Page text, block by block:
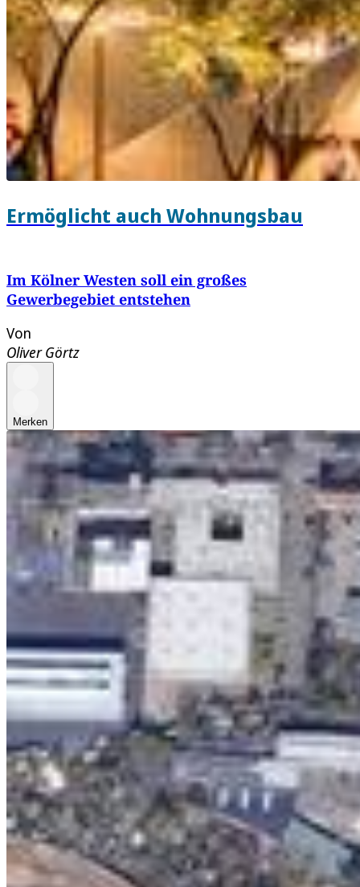
Ermöglicht auch Wohnungsbau
Im Kölner Westen soll ein großes
Gewerbegebiet entstehen
Von
Oliver Görtz
Merken